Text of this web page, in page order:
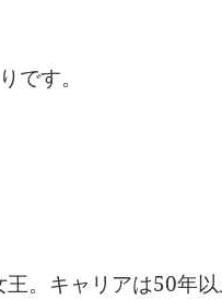
です。
。キャリアは50年以